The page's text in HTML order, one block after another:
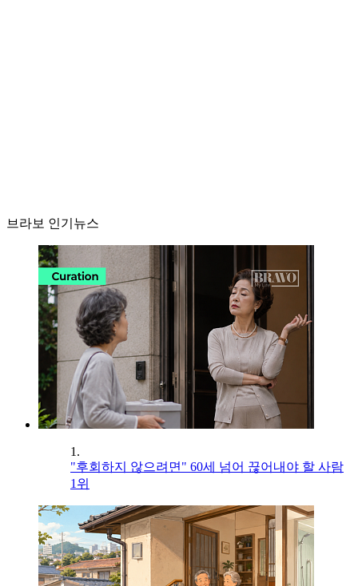
브라보 인기뉴스
1.
"후회하지 않으려면" 60세 넘어 끊어내야 할 사람
1위